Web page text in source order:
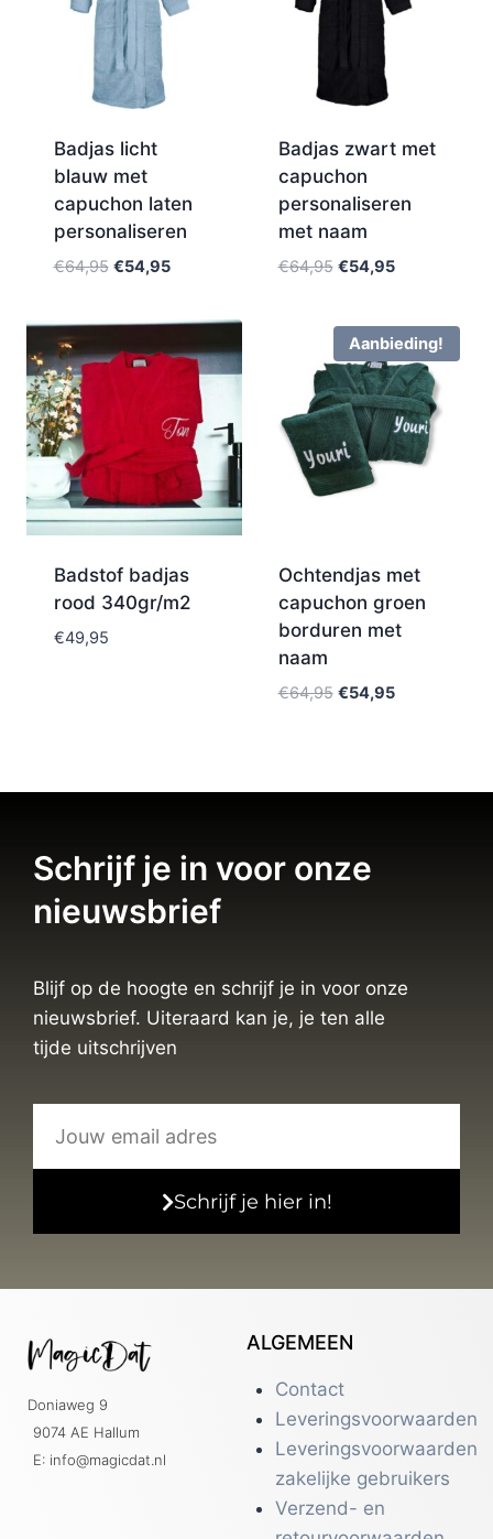
Badjas licht
blauw met
capuchon laten
personaliseren
€64,95 €54,95
Badjas zwart met
capuchon
personaliseren
met naam
€64,95 €54,95
Badstof badjas
rood 340gr/m2
€49,95
Aanbieding!
Ochtendjas met
capuchon groen
borduren met
naam
€64,95 €54,95
Schrijf je in voor onze
nieuwsbrief
Blijf op de hoogte en schrijf je in voor onze
nieuwsbrief. Uiteraard kan je, je ten alle
tijde uitschrijven
Schrijf je hier in!
Doniaweg 9
9074 AE Hallum
E: info@magicdat.nl
ALGEMEEN
Contact
Leveringsvoorwaarden
Leveringsvoorwaarden
zakelijke gebruikers
Verzend- en